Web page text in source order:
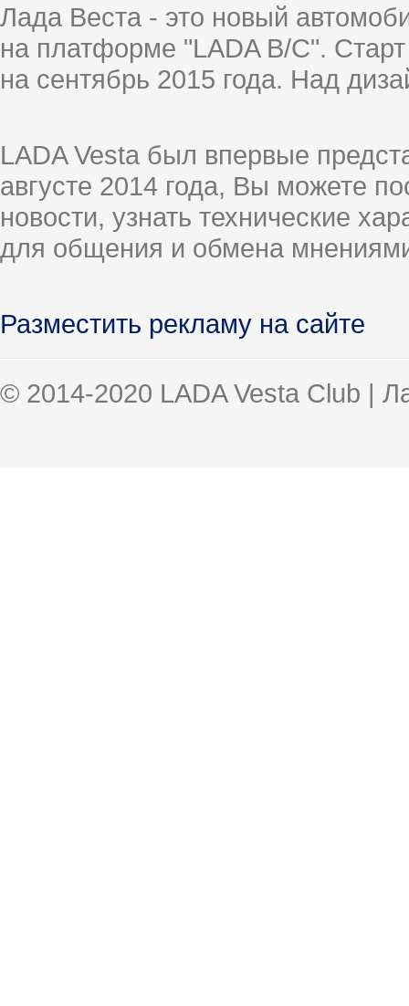
Лада Веста - это новый
на платформе "LADA B/C".
на сентябрь 2015 года. Над
LADA Vesta был впервые
августе 2014 года, Вы можете
новости, узнать технические
для общения и обмена
Разместить рекламу на сайте
© 2014-2020 LADA Vesta Club |